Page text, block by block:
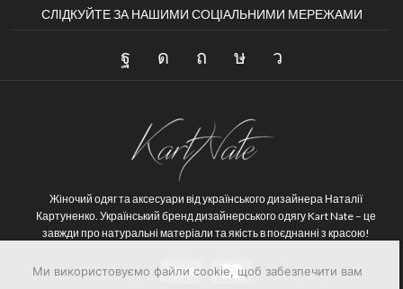
СЛІДКУЙТЕ ЗА НАШИМИ СОЦІАЛЬНИМИ МЕРЕЖАМИ
Жіночий одяг та аксесуари від українського дизайнера Наталії
Картуненко. Український бренд дизайнерського одягу Kart Nate – це
завжди про натуральні матеріали та якість в поєднанні з красою!
Ми використовуємо файли cookie, щоб забезпечити вам